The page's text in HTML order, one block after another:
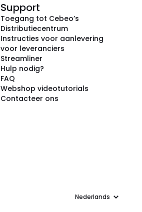
Support
Toegang tot Cebeo’s
Distributiecentrum
Instructies voor aanlevering
voor leveranciers
Streamliner
Hulp nodig?
FAQ
Webshop videotutorials
Contacteer ons
Taal